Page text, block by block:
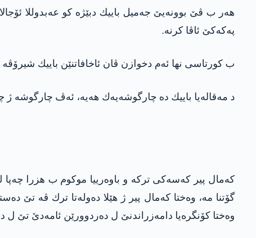
هه‌ر ب ڤێ بوونه‌یێ جه‌میل باییك دبێژه‌ كو عه‌بدوللا
په‌كه‌كێ ئاڤا كرنه‌.
ب كورتاسی نها ئه‌م دخوازن ڤان ئاخافاتنێن باییك
د مه‌قاله‌یا باییك ده‌ چارگوشه‌یه‌ك هه‌یه‌، ئه‌ڤ چارگوشه‌ ژ
كه‌مال پیر كه‌سه‌كی تركه‌ و باوه‌رییا موكوم ب هزرا
گۆتنا مه‌، وه‌ختا كه‌مال پیر ژ هێلا ده‌وله‌تا ترك ڤه‌ تێ
وه‌ختا كۆنگره‌یا دامه‌زراندنێ ل ده‌ردوورێن ئامه‌دێ تێ